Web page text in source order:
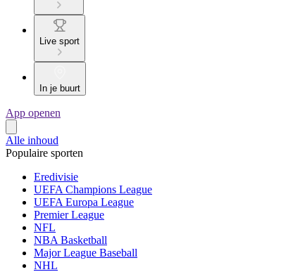
Live sport
In je buurt
App openen
Alle inhoud
Populaire sporten
Eredivisie
UEFA Champions League
UEFA Europa League
Premier League
NFL
NBA Basketball
Major League Baseball
NHL